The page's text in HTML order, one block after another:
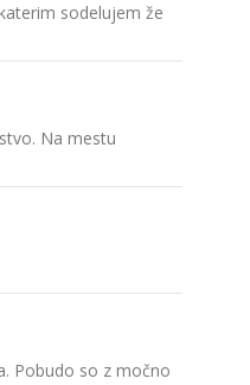
sodelujem že
Na mestu
Pobudo so z močno